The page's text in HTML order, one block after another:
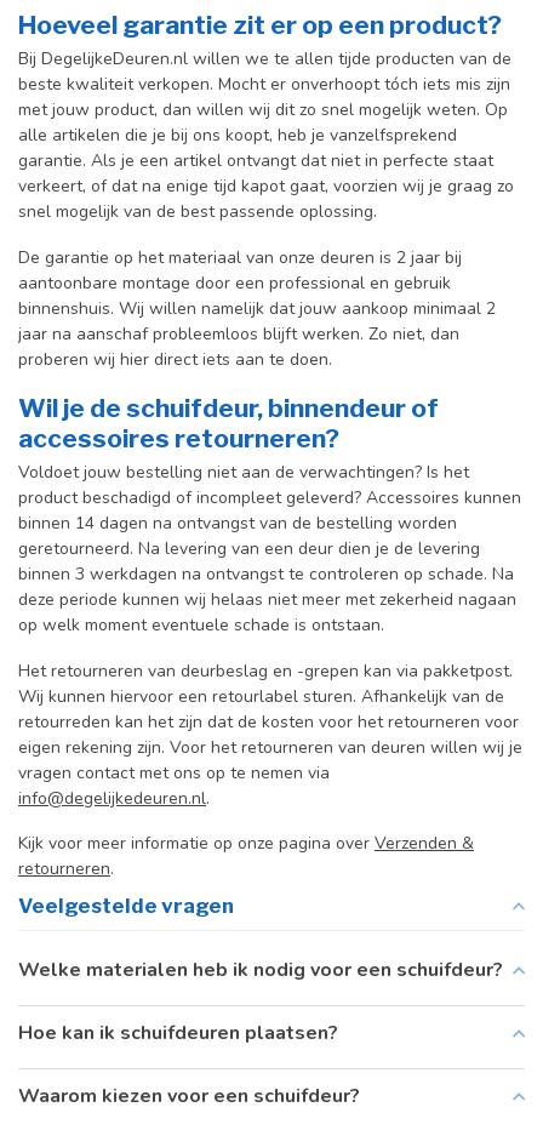
Hoeveel garantie zit er op een product?
Bij DegelijkeDeuren.nl willen we te allen tijde producten van de
beste kwaliteit verkopen. Mocht er onverhoopt tóch iets mis zijn
met jouw product, dan willen wij dit zo snel mogelijk weten. Op
alle artikelen die je bij ons koopt, heb je vanzelfsprekend
garantie. Als je een artikel ontvangt dat niet in perfecte staat
verkeert, of dat na enige tijd kapot gaat, voorzien wij je graag zo
snel mogelijk van de best passende oplossing.
De garantie op het materiaal van onze deuren is 2 jaar bij
aantoonbare montage door een professional en gebruik
binnenshuis. Wij willen namelijk dat jouw aankoop minimaal 2
jaar na aanschaf probleemloos blijft werken. Zo niet, dan
proberen wij hier direct iets aan te doen.
Wil je de schuifdeur, binnendeur of
accessoires retourneren?
Voldoet jouw bestelling niet aan de verwachtingen? Is het
product beschadigd of incompleet geleverd? Accessoires kunnen
binnen 14 dagen na ontvangst van de bestelling worden
geretourneerd. Na levering van een deur dien je de levering
binnen 3 werkdagen na ontvangst te controleren op schade. Na
deze periode kunnen wij helaas niet meer met zekerheid nagaan
op welk moment eventuele schade is ontstaan.
Het retourneren van deurbeslag en -grepen kan via pakketpost.
Wij kunnen hiervoor een retourlabel sturen. Afhankelijk van de
retourreden kan het zijn dat de kosten voor het retourneren voor
eigen rekening zijn. Voor het retourneren van deuren willen wij je
vragen contact met ons op te nemen via
info@degelijkedeuren.nl.
Kijk voor meer informatie op onze pagina over Verzenden &
retourneren.
Veelgestelde vragen
Welke materialen heb ik nodig voor een schuifdeur?
Hoe kan ik schuifdeuren plaatsen?
Waarom kiezen voor een schuifdeur?